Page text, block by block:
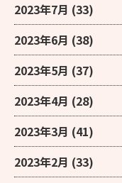
2023年7月 (33)
2023年6月 (38)
2023年5月 (37)
2023年4月 (28)
2023年3月 (41)
2023年2月 (33)